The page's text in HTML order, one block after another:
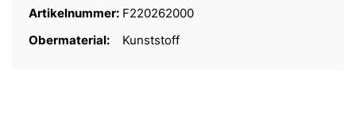
Artikelnummer: F220262000
Obermaterial:
Kunststoff